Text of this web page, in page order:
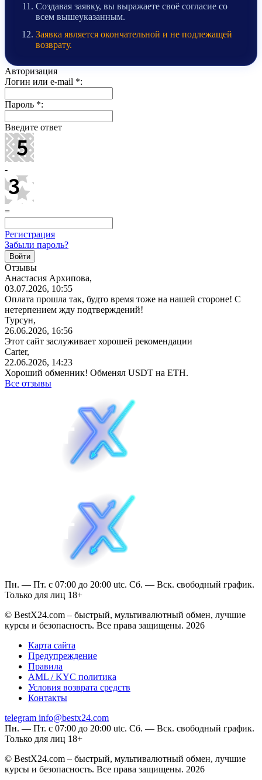
Создавая заявку, вы выражаете своё согласие со
всем вышеуказанным.
Заявка является окончательной и не подлежащей
возврату.
Авторизация
Логин или e-mail *:
Пароль *:
Введите ответ
-
=
Регистрация
Забыли пароль?
Отзывы
Анастасия Архипова,
03.07.2026, 10:55
Оплата прошла так, будто время тоже на нашей стороне! С
нетерпением жду подтверждений!
Турсун,
26.06.2026, 16:56
Этот сайт заслуживает хорошей рекомендации
Carter,
22.06.2026, 14:23
Хороший обменник! Обменял USDT на ETH.
Все отзывы
Пн. — Пт. с 07:00 до 20:00 utc. Сб. — Вск. свободный график.
Только для лиц 18+
© BestX24.com – быстрый, мультивалютный обмен, лучшие
курсы и безопасность. Все права защищены. 2026
Карта сайта
Предупреждение
Правила
AML / KYC политика
Условия возврата средств
Контакты
telegram info@bestx24.com
Пн. — Пт. с 07:00 до 20:00 utc. Сб. — Вск. свободный график.
Только для лиц 18+
© BestX24.com – быстрый, мультивалютный обмен, лучшие
курсы и безопасность. Все права защищены. 2026